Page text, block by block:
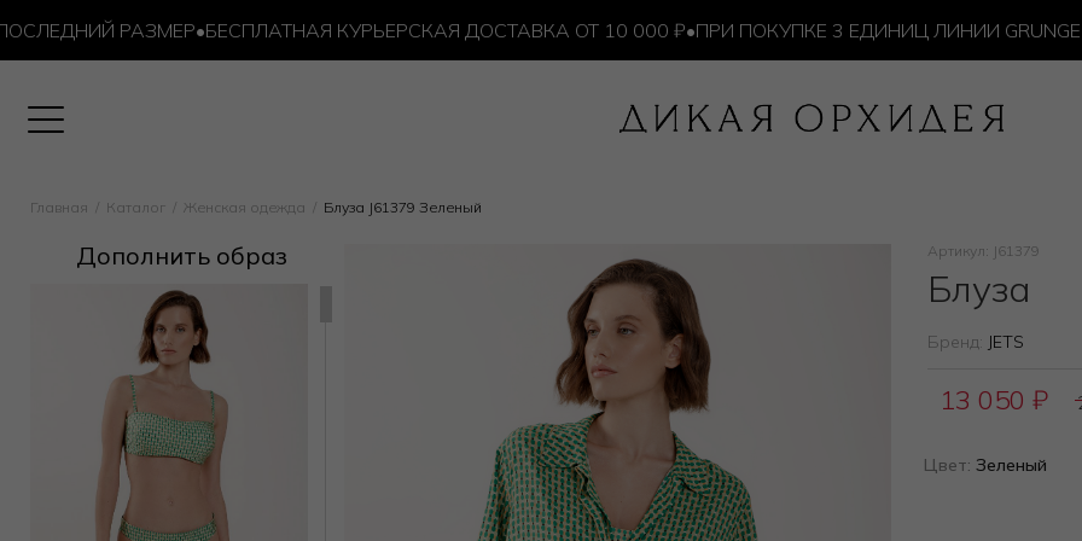
РАЗМЕР•БЕСПЛАТНАЯ КУРЬЕРСКАЯ ДОСТАВКА ОТ 10 000 ₽•ПРИ ПОКУПКЕ 3 ЕДИНИЦ ЛИНИИ GRUNGE
Главная Каталог Женская одежда Блуза J61379 Зеленый
Дополнить образ Артикул: J61379
Блуза
Бренд: JETS
13 050 ₽
Цвет: Зеленый